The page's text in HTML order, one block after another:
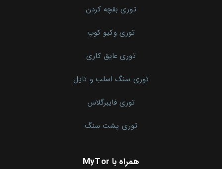
توری بقچه کردن
توری وکیو کوپ
توری عایق کاری
توری سنگ اسلب و تایل
توری فایبرگلاس
توری پشت سنگ
همراه با MyTor